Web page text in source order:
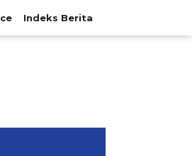
Indeks Berita